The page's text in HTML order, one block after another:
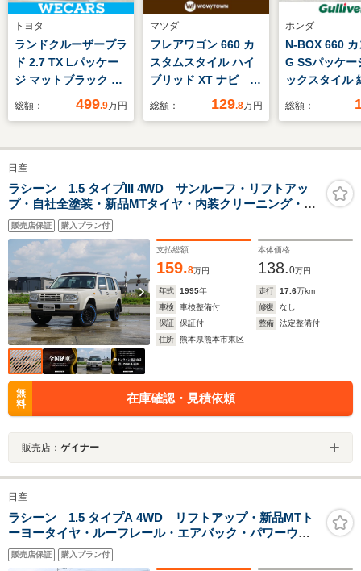
トヨタ
ランドクルーザープラ
ド 2.7 TX Lパッケー
ジ マットブラック エ
ディション 4WD サン
タセーフティセンス/
エアーシート 前席/マ
ルチテレインモニタ
ー/車線逸脱防止支援
システム/シート 合皮/
ドライブレコーダー
前後
総額： 499.9万円
マツダ
フレアワゴン 660 カ
スタムスタイル ハイ
ブリッド XT ナビ 全
方位カメラ ETC 衝
スライドドア クルー
トヒーター 後席ロー
ル式サンシェード パ
ングストップ スマー
トキー
総額： 129.8万円
ホンダ
N-BOX 660
G SSパッケー
ックスタイル
ワースライド
LED フォグ
スマートキー
ザー
総額：
日産
ラシーン 1.5 タイプIII 4WD サンルーフ・リフトアッ
プ・自社全塗装・新品MTタイヤ・内装クリーニング・エ
アバック・パワーウィンドウ・背面タイヤ
販売店保証 購入プラン付
支払総額
159.8万円
本体価格
138.0万円
年式 1995年 走行 17.6万km
車検
車検整備付 修復
なし
保証
保証付 整備
法定整備付
住所
熊本県熊本市東区
無
料
在庫確認・見積依頼
販売店： ゲイナー
日産
ラシーン 1.5 タイプA 4WD リフトアップ・新品MTト
ーヨータイヤ・ルーフレール・エアバック・パワーウィ
ンドウ
販売店保証 購入プラン付